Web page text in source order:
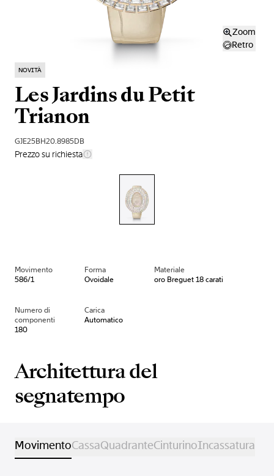
Zoom
Retro
NOVITÀ
Les Jardins du Petit
Trianon
GJE25BH20.8985DB
Prezzo su richiesta
Movimento
586/1
Forma
Ovoidale
Materiale
oro Breguet 18 carati
Numero di
componenti
180
Carica
Automatico
Architettura del
segnatempo
MovimentoCassaQuadranteCinturinoIncassatura